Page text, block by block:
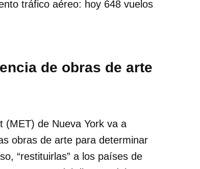
tráfico aéreo: hoy 648 vuelos
de obras de arte
(MET) de Nueva York va a
obras de arte para determinar
“restituirlas” a los países de